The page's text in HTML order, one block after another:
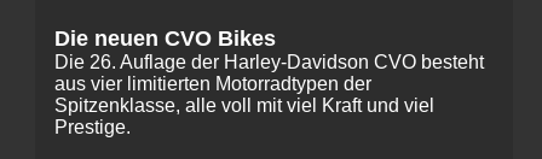
Die neuen CVO Bikes
Die 26. Auflage der Harley-Davidson CVO besteht
aus vier limitierten Motorradtypen der
Spitzenklasse, alle voll mit viel Kraft und viel
Prestige.